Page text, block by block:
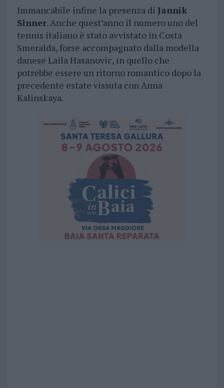
Immancabile infine la presenza di Jannik
Sinner. Anche quest’anno il numero uno del
tennis italiano è stato avvistato in Costa
Smeralda, forse accompagnato dalla modella
danese Laila Hasanovic, in quello che
potrebbe essere un ritorno romantico dopo la
precedente estate vissuta con Anna
Kalinskaya.